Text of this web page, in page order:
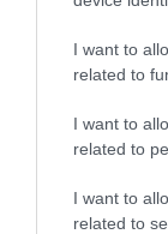
I want to
related to
I want to
related to
I want to
related to
για τη
των ελληνικών
επιχειρήσεων στον
χώρο της
31.07.2026
Η πιο
βαλίτσα του
υπογραφή της